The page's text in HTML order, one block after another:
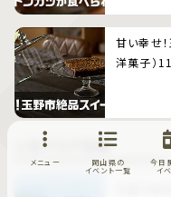
甘い幸せ
洋菓子）
人気ブログ記事
メニュー
岡山県の
イベント一覧
今日
イ